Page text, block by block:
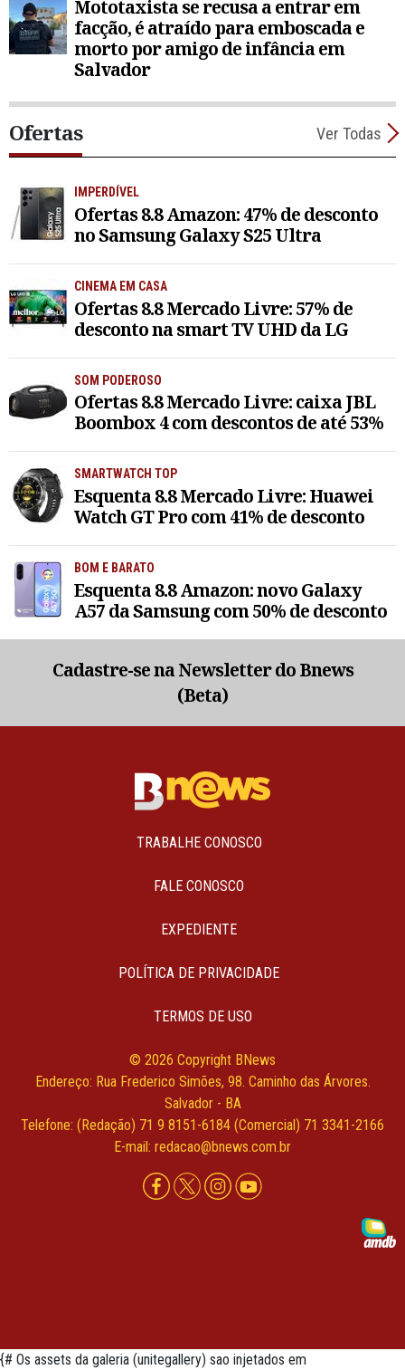
Mototaxista se recusa a entrar em
facção, é atraído para emboscada e
morto por amigo de infância em
Salvador
Ofertas Ver Todas
IMPERDÍVEL
Ofertas 8.8 Amazon: 47% de desconto
no Samsung Galaxy S25 Ultra
CINEMA EM CASA
Ofertas 8.8 Mercado Livre: 57% de
desconto na smart TV UHD da LG
SOM PODEROSO
Ofertas 8.8 Mercado Livre: caixa JBL
Boombox 4 com descontos de até 53%
SMARTWATCH TOP
Esquenta 8.8 Mercado Livre: Huawei
Watch GT Pro com 41% de desconto
BOM E BARATO
Esquenta 8.8 Amazon: novo Galaxy
A57 da Samsung com 50% de desconto
Cadastre-se na Newsletter do Bnews
(Beta)
TRABALHE CONOSCO
FALE CONOSCO
EXPEDIENTE
POLÍTICA DE PRIVACIDADE
TERMOS DE USO
© 2026 Copyright BNews
Endereço: Rua Frederico Simões, 98. Caminho das Árvores.
Salvador - BA
Telefone: (Redação) 71 9 8151-6184 (Comercial) 71 3341-2166
E-mail: redacao@bnews.com.br
{# Os assets da galeria (unitegallery) sao injetados em